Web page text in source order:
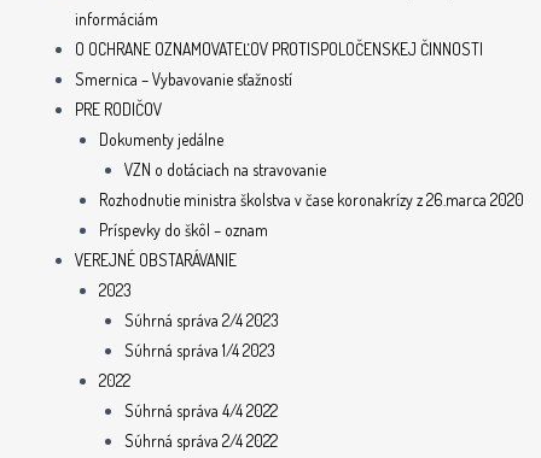
informáciám
O OCHRANE OZNAMOVATEĽOV PROTISPOLOČENSKEJ ČINNOSTI
Smernica – Vybavovanie sťažností
PRE RODIČOV
Dokumenty jedálne
VZN o dotáciach na stravovanie
Rozhodnutie ministra školstva v čase koronakrízy z 26.marca 2020
Príspevky do škôl – oznam
VEREJNÉ OBSTARÁVANIE
2023
Súhrná správa 2/4 2023
Súhrná správa 1/4 2023
2022
Súhrná správa 4/4 2022
Súhrná správa 2/4 2022